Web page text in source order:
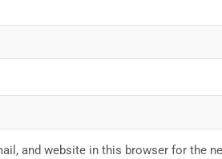
and website in this browser for the